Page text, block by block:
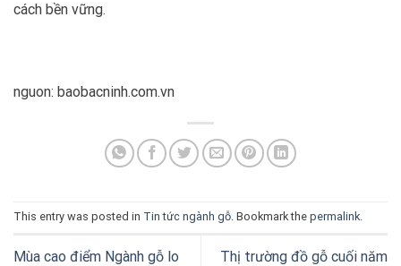
cách bền vững.
nguon: baobacninh.com.vn
This entry was posted in Tin tức ngành gỗ. Bookmark the permalink.
Mùa cao điểm Ngành gỗ lo
Thị trường đồ gỗ cuối năm